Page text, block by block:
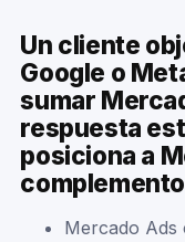
Un cliente
Google o
sumar
respuesta
posiciona a
Mercado Ads